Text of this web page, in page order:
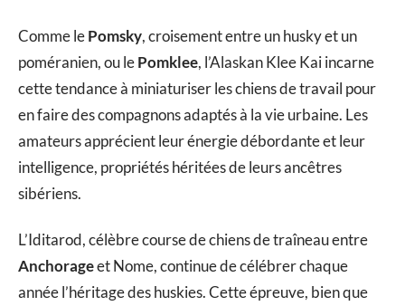
Comme lePomsky, croisement entre un husky et un
poméranien, ou lePomklee, l’Alaskan Klee Kai incarne
cette tendance à miniaturiser les chiens de travail pour
en faire des compagnons adaptés à la vie urbaine. Les
amateurs apprécient leur énergie débordante et leur
intelligence, propriétés héritées de leurs ancêtres
sibériens.
L’Iditarod, célèbre course de chiens de traîneau entre
Anchorageet Nome, continue de célébrer chaque
année l’héritage des huskies. Cette épreuve, bien que